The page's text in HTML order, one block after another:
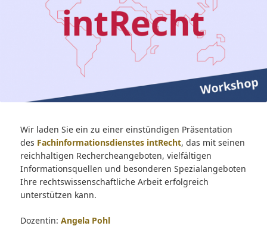
Wir laden Sie ein zu einer einstündigen Präsentation
des Fachinformationsdienstes intRecht, das mit seinen
reichhaltigen Rechercheangeboten, vielfältigen
Informationsquellen und besonderen Spezialangeboten
Ihre rechtswissenschaftliche Arbeit erfolgreich
unterstützen kann.
Dozentin: Angela Pohl